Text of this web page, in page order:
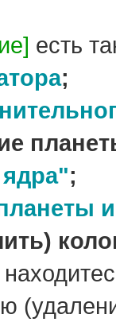
есть
;
;